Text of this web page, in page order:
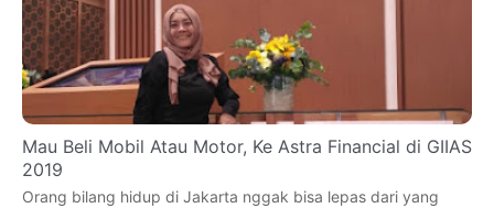
Mau Beli Mobil Atau Motor, Ke Astra Financial di GIIAS
2019
Orang bilang hidup di Jakarta nggak bisa lepas dari yang